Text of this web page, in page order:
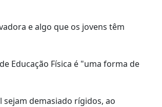
e algo que os jovens têm
Educação Física é "uma forma de
demasiado rígidos, ao